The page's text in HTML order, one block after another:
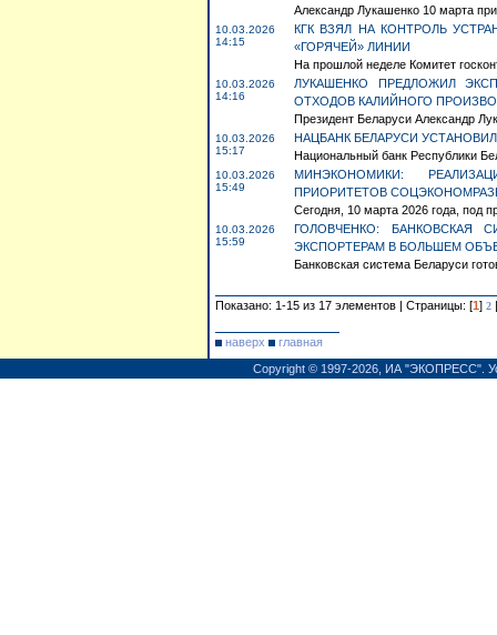
Александр Лукашенко 10 марта
10.03.2026
14:15
КГК ВЗЯЛ НА КОНТРОЛЬ
«ГОРЯЧЕЙ» ЛИНИИ
На прошлой неделе Комитет
10.03.2026
14:16
ЛУКАШЕНКО ПРЕДЛОЖИЛ
ОТХОДОВ КАЛИЙНОГО
Президент Беларуси Александр
10.03.2026
15:17
НАЦБАНК БЕЛАРУСИ
Национальный банк Республики
10.03.2026
15:49
МИНЭКОНОМИКИ:
ПРИОРИТЕТОВ
Сегодня, 10 марта 2026 года, под
10.03.2026
15:59
ГОЛОВЧЕНКО: БАНКОВСКАЯ
ЭКСПОРТЕРАМ В БОЛЬШЕМ
Банковская система Беларуси
Показано: 1-15 из 17 элементов | Страницы: [1] 2 |
наверх
главная
Copyright © 1997-2026, ИА "ЭКОПРЕСС".